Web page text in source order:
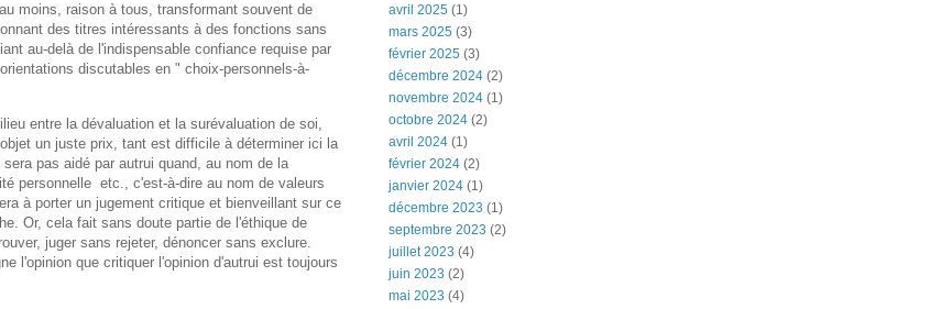
moins, raison à tous, transformant souvent de
des titres intéressants à des fonctions sans
au-delà de l'indispensable confiance requise par
discutables en " choix-personnels-à-
entre la dévaluation et la surévaluation de soi,
un juste prix, tant est difficile à déterminer ici la
pas aidé par autrui quand, au nom de la
personnelle etc., c'est-à-dire au nom de valeurs
à porter un jugement critique et bienveillant sur ce
Or, cela fait sans doute partie de l'éthique de
juger sans rejeter, dénoncer sans exclure.
l'opinion que critiquer l'opinion d'autrui est toujours
avril 2025 (1)
mars 2025 (3)
février 2025 (3)
décembre 2024 (2)
novembre 2024 (1)
octobre 2024 (2)
avril 2024 (1)
février 2024 (2)
janvier 2024 (1)
décembre 2023 (1)
septembre 2023 (2)
juillet 2023 (4)
juin 2023 (2)
mai 2023 (4)